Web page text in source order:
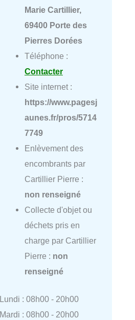
Marie Cartillier,
69400 Porte des
Pierres Dorées
Téléphone :
Contacter
Site internet :
https://www.pagesj
aunes.fr/pros/5714
7749
Enlèvement des
encombrants par
Cartillier Pierre :
non renseigné
Collecte d'objet ou
déchets pris en
charge par Cartillier
Pierre : non
renseigné
Lundi : 08h00 - 20h00
Mardi : 08h00 - 20h00